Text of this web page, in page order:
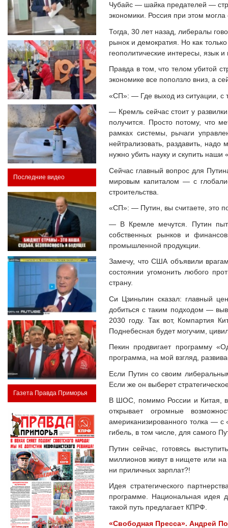
Последние видео
Газета Правда Приморья
Чубайс — шайка предателей —
экономики. Россия при этом могла
Тогда, 30 лет назад, либералы
рынок и демократия. Но как
геополитические интересы, язык
Правда в том, что телом убитой
экономике все поползло вниз, а
«СП»: — Где выход из ситуации, с
— Кремль сейчас стоит у
получится. Просто потому, что
рамках системы, рычаги
нейтрализовать, раздавить,
нужно убить науку и скупить наши
Сейчас главный вопрос для
мировым капиталом — с
строительства.
«СП»: — Путин, вы считаете, это
— В Кремле мечутся. Путин
собственных рынков и
промышленной продукции.
Замечу, что США объявили
состоянии угомонить любого
страну.
Си Цзиньпин сказал: главный
добиться с таким подходом —
2030 году. Так вот, Компартия
Поднебесная будет могучим,
Пекин продвигает программу
программа, на мой взгляд,
Если Путин со своим
Если же он выберет
В ШОС, помимо России и Китая,
открывает огромные
американизированного толка —
гибель, в том числе, для самого
Путин сейчас, готовясь
миллионов живут в нищете или
ни приличных зарплат?!
Идея стратегического
программе. Национальная идея
такой путь предлагает КПРФ.
«Свободная Пресса». Андрей